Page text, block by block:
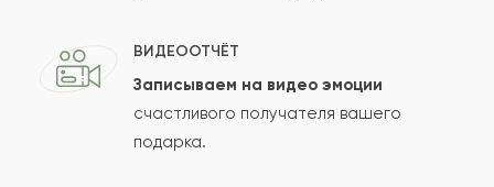
Отзыв будет опубликован после проверки.
Проверяем на спам.
ВИДЕООТЧЁТ
Записываем на видео эмоции
счастливого получателя вашего
подарка.